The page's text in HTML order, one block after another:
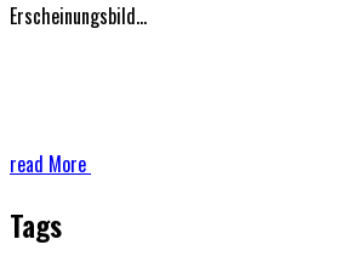
Erscheinungsbild…
read More
Tags